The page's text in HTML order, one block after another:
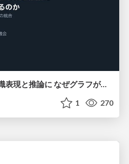
AIエージェントの知識表現と推論に なぜグラフが使われるのか - 記号的AIの復権とニューラルAIとの統合
1 270